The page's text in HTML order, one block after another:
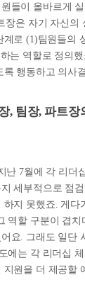
들이 올바르게
장은 자기 자신의
로 (1)팀원들의
는 역할로 정의
행동하고 의사
, 팀장, 파트장
난 7월에 각 리더
세부적으로 점
하지 못했죠. 게다
역할 구분이 겹
요. 그래도 일단
에는 각 리더십
원을 더 제공할